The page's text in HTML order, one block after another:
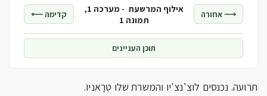
⟶ אחורה אילוף המרשעת -
מערכה 1,
תמונה 1
קדימה ⟵
תוכן העניינים
תרועה. נכנסים לוצ'נצ'יו והמשרת שלו טְרָאניוֹ.